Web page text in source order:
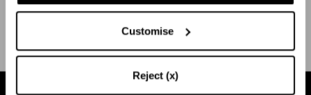
Customise
Reject (x)
ENVÍO Y DEVOLUCIÓN AYUDA